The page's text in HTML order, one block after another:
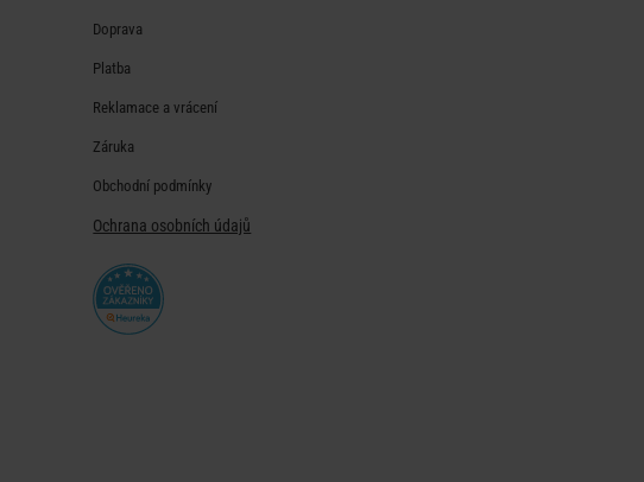
Doprava
Platba
Reklamace a vrácení
Záruka
Obchodní podmínky
Ochrana osobních údajů